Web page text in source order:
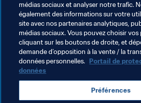
sur la renommée promenade en
10 000 personnes
Volgograd
Quai de la 62éme armée
Lieu emblématique situé au centre-
Volga et des principaux axes pour
médias sociaux et analyser notre trafic.
également des informations sur votre
site avec nos partenaires analytiques,
médias sociaux. Vous pouvez choisir vos
cliquant sur les boutons de droite, et
demande d’opposition à la vente / la
données personnelles. Portail de
données
Préférences